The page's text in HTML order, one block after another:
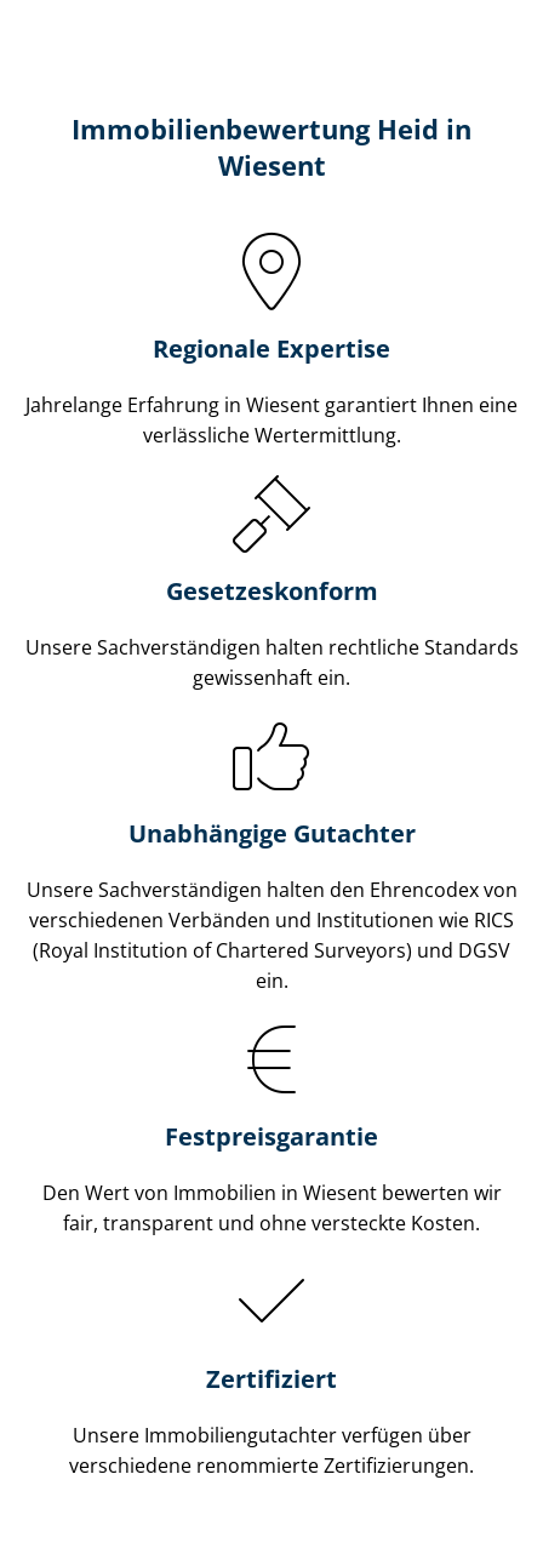
Immobilien­bewertung Heid in
Wiesent
Regionale Expertise
Jahrelange Erfahrung in Wiesent garantiert Ihnen eine
verlässliche Wertermittlung.
Gesetzes­konform
Unsere Sach­ver­stän­di­gen halten rechtliche Standards
gewissenhaft ein.
Unabhängige Gutachter
Unsere Sach­ver­stän­di­gen halten den Ehrencodex von
verschiedenen Verbänden und Institutionen wie RICS
(Royal Institution of Chartered Surveyors) und DGSV
ein.
Festpreis​garantie
Den Wert von Immobilien in Wiesent bewerten wir
fair, transparent und ohne versteckte Kosten.
Zertifiziert
Unsere Immobilien­gutachter verfügen über
verschiedene renommierte Zer­ti­fi­zie­run­gen.